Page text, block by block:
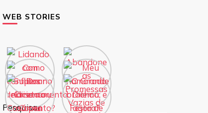
WEB STORIES
Pesquisar